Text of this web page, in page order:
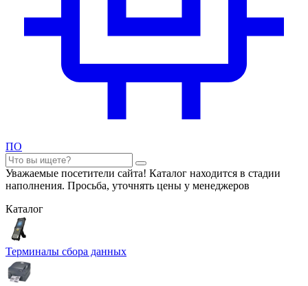
ПО
Уважаемые посетители сайта! Каталог находится в стадии
наполнения. Просьба, уточнять цены у менеджеров
Каталог
Терминалы сбора данных